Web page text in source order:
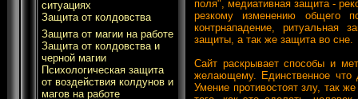
ситуациях
Защита от колдовства
Защита от магии на работе
Защита от колдовства и
черной магии
Психологическая защита
от воздействия колдунов и
магов на работе
поля", медиативная защита -
резкому изменению общего
контрнападение, ритуальная
защиты, а так же защита во сне.
Сайт раскрывает способы и
желающему. Единственное
Умение противостоят злу, так